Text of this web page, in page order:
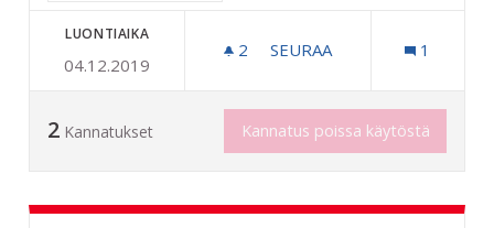
LUONTIAIKA
04.12.2019
2 2 SEURAAJAA
SEURAA 1
2 Kannatukset Kannatus poissa käytöstä